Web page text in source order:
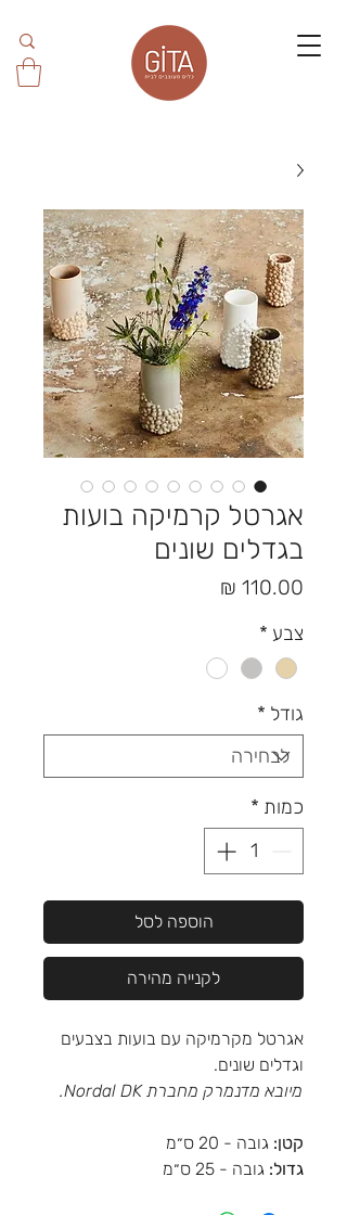
אגרטל קרמיקה בועות
בגדלים שונים
צבע *
גודל *
כמות *
הוספה לסל
לקנייה מהירה
אגרטל מקרמיקה עם בועות בצבעים
וגדלים שונים.
מיובא מדנמרק מחברת Nordal DK.
קטן: גובה - 20 ס״מ
גדול: גובה - 25 ס״מ